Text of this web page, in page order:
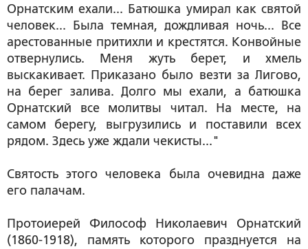
Орнатским ехали... Батюшка умирал как святой
человек... Была темная, дождливая ночь... Все
арестованные притихли и крестятся. Конвойные
отвернулись. Меня жуть берет, и хмель
выскакивает. Приказано было везти за Лигово,
на берег залива. Долго мы ехали, а батюшка
Орнатский все молитвы читал. На месте, на
самом берегу, выгрузились и поставили всех
рядом. Здесь уже ждали чекисты..."
Святость этого человека была очевидна даже
его палачам.
Протоиерей Философ Николаевич Орнатский
(1860-1918), память которого празднуется на